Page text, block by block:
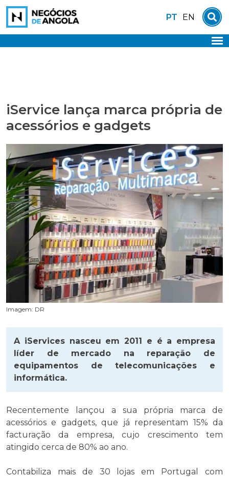
Skip
content
PT EN
iService lança marca própria de
acessórios e gadgets
Imagem: DR
A iServices nasceu em 2011 e é a empresa
líder de mercado na reparação de
equipamentos de telecomunicações e
informática.
Recentemente lançou a sua própria marca de
acessórios e gadgets, que já representam 15% da
facturação da empresa, cujo crescimento tem
atingido cerca de 80% ao ano.
Contabiliza mais de 30 lojas em Portugal com